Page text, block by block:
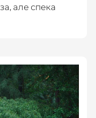
але спека